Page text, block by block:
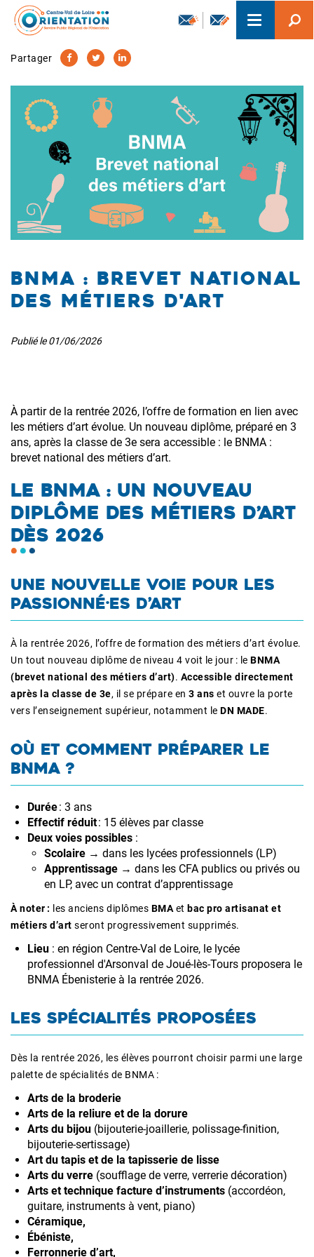
Aller
contenu
principal
Toggle
navigation
Partager
BNMA : Brevet national
des métiers d'art
Publié le01/06/2026
À partir de la rentrée 2026, l’offre de formation en lien avec
les métiers d’art évolue. Un nouveau diplôme, préparé en 3
ans, après la classe de 3e sera accessible : le BNMA :
brevet national des métiers d’art.
LE BNMA : UN NOUVEAU
DIPLÔME DES MÉTIERS D’ART
DÈS 2026
UNE NOUVELLE VOIE POUR LES
PASSIONNÉ·ES D’ART
À la rentrée 2026, l’offre de formation des métiers d’art évolue.
Un tout nouveau diplôme de niveau 4 voit le jour : le BNMA
(brevet national des métiers d’art). Accessible directement
après la classe de 3e, il se prépare en 3 ans et ouvre la porte
vers l’enseignement supérieur, notamment le DN MADE.
OÙ ET COMMENT PRÉPARER LE
BNMA ?
Durée: 3 ans
Effectif réduit: 15 élèves par classe
Deux voies possibles :
Scolaire → dans les lycées professionnels (LP)
Apprentissage → dans les CFA publics ou privés ou
en LP, avec un contrat d’apprentissage
À noter : les anciens diplômes BMA et bac pro artisanat et
métiers d’art seront progressivement supprimés.
Lieu : en région Centre-Val de Loire, le lycée
professionnel d'Arsonval de Joué-lès-Tours proposera le
BNMA Ébenisterie à la rentrée 2026.
LES SPÉCIALITÉS PROPOSÉES
Dès la rentrée 2026, les élèves pourront choisir parmi une large
palette de spécialités de BNMA :
Arts de la broderie
Arts de la reliure et de la dorure
Arts du bijou (bijouterie-joaillerie, polissage-finition,
bijouterie-sertissage)
Art du tapis et de la tapisserie de lisse
Arts du verre (soufflage de verre, verrerie décoration)
Arts et technique facture d’instruments (accordéon,
guitare, instruments à vent, piano)
Céramique,
Ébéniste,
Ferronnerie d’art,